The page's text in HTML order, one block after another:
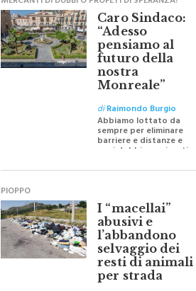
MERCANTI DI DUBBI O PROFETI DI SPERANZA?
Caro Sindaco:
“Adesso
pensiamo al
futuro della
nostra
Monreale”
diRaimondo Burgio
Abbiamo lottato da
sempre per eliminare
barriere e distanze e
per ricostruire certezze
PIOPPO
I “macellai”
abusivi e
l’abbandono
selvaggio dei
resti di animali
per strada